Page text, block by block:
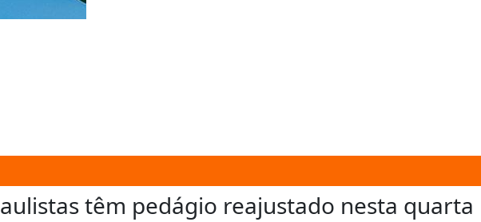
têm pedágio reajustado nesta quarta